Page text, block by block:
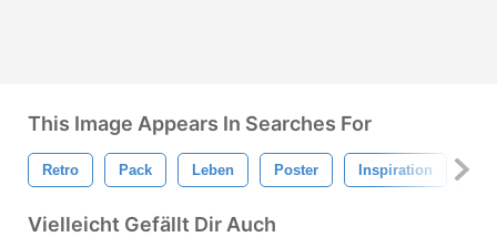
This Image Appears In Searches For
Retro Pack Leben Poster Inspiration
Vielleicht Gefällt Dir Auch